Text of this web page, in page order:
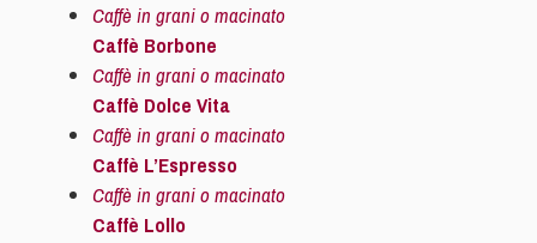
Caffè in grani o macinato
Caffè Borbone
Caffè in grani o macinato
Caffè Dolce Vita
Caffè in grani o macinato
Caffè L’Espresso
Caffè in grani o macinato
Caffè Lollo